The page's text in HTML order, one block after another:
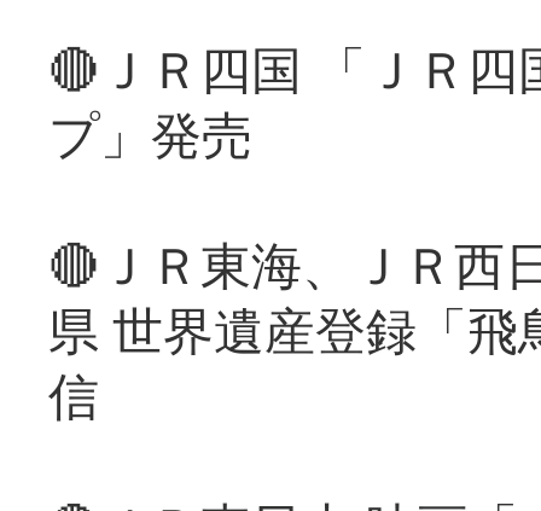
🔴ＪＲ四国 「ＪＲ
プ」発売
🔴ＪＲ東海、ＪＲ西
県 世界遺産登録「
信